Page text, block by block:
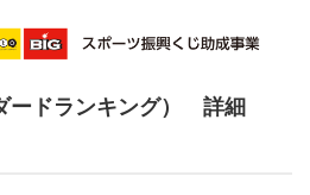
ードランキング） 詳細